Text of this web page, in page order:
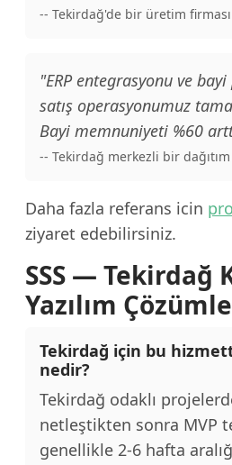
-- Tekirdağ'de bir üretim
"ERP entegrasyonu ve
satış operasyonumuz
Bayi memnuniyeti %60
-- Tekirdağ merkezli bir dağıtım
Daha fazla referans icin
ziyaret edebilirsiniz.
SSS — Tekirdağ
Yazılım
Tekirdağ için bu
nedir?
Tekirdağ odaklı
netleştikten sonra MVP
genellikle 2-6 hafta